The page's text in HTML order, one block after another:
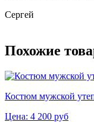
Сергей
Похожие
Костюм мужской
Цена: 4 200 руб